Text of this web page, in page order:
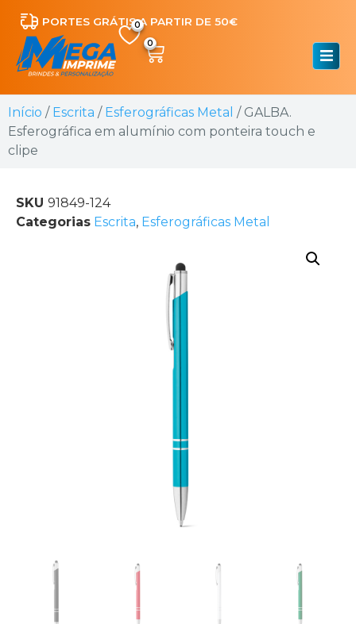
PORTES GRÁTIS A PARTIR DE 50€
0
Início / Escrita / Esferográficas Metal / GALBA.
Esferográfica em alumínio com ponteira touch e
clipe
SKU 91849-124
Categorias Escrita, Esferográficas Metal